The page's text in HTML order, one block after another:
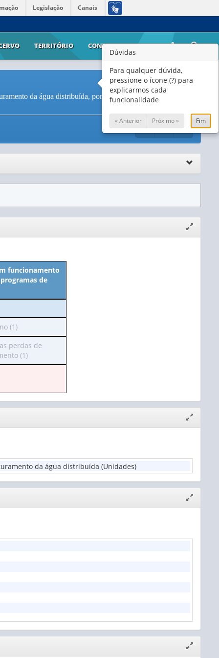
Legislação Canais
TERRITÓRIO CONTATO AJUDA
da água distribuída, por motivos e existência de
janela
funcionamento
de
(1)
perdas de
(1)
janela
da água distribuída (Unidades)
janela
janela
Dúvidas
Para qualquer dúvida,
pressione o ícone (?) para
explicarmos cada
funcionalidade
« Anterior Próximo » Fim